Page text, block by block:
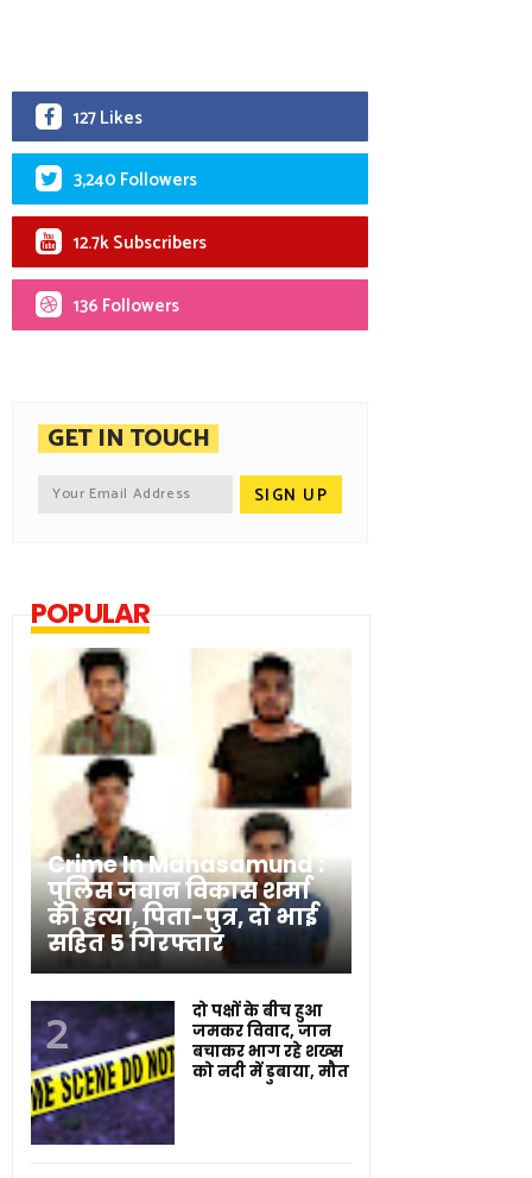
127 Likes
3,240 Followers
12.7k Subscribers
136 Followers
GET IN TOUCH
POPULAR
Crime In Mahasamund :
पुलिस जवान विकास शर्मा
की हत्या, पिता-पुत्र, दो भाई
सहित 5 गिरफ्तार
दो पक्षों के बीच हुआ
जमकर विवाद, जान
बचाकर भाग रहे शख्स
को नदी में डुबाया, मौत